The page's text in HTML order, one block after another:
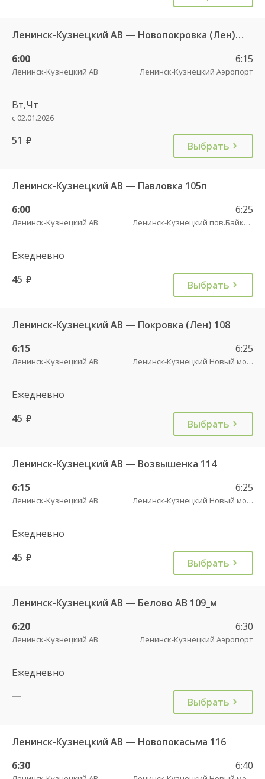
Ленинск-Кузнецкий АВ — Новопокровка (Лен) 106
6:00
Ленинск-Кузнецкий АВ
6:15
Ленинск-Кузнецкий Аэропорт
Вт,Чт
с 02.01.2026
51 руб. Выбрать
Ленинск-Кузнецкий АВ — Павловка 105п
6:00
Ленинск-Кузнецкий АВ
6:25
Ленинск-Кузнецкий пов.Байкаим
Ежедневно
45 руб. Выбрать
Ленинск-Кузнецкий АВ — Покровка (Лен) 108
6:15
Ленинск-Кузнецкий АВ
6:25
Ленинск-Кузнецкий Новый мост
Ежедневно
45 руб. Выбрать
Ленинск-Кузнецкий АВ — Возвышенка 114
6:15
Ленинск-Кузнецкий АВ
6:25
Ленинск-Кузнецкий Новый мост
Ежедневно
45 руб. Выбрать
Ленинск-Кузнецкий АВ — Белово АВ 109_м
6:20
Ленинск-Кузнецкий АВ
6:30
Ленинск-Кузнецкий Аэропорт
Ежедневно
—
Выбрать
Ленинск-Кузнецкий АВ — Новопокасьма 116
6:30
6:40